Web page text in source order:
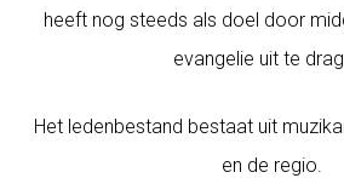
heeft nog steeds als doel door
evangelie uit te
Het ledenbestand bestaat uit
en de regio.